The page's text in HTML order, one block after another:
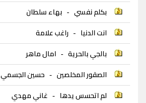
بكلم نفسي - بهاء سلطان
انت الدنيا - راغب علامة
بالجي بالحرية - امال ماهر
الصقور المخلصين - حسين الجسمي
لم اتحسس يدها - غاني مهدي